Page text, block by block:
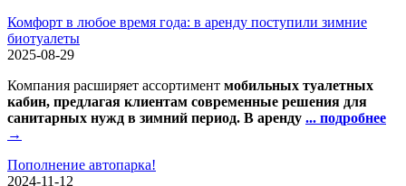
Комфорт в любое время года: в аренду поступили зимние
биотуалеты
2025-08-29
Компания расширяет ассортимент мобильных туалетных
кабин, предлагая клиентам современные решения для
санитарных нужд в зимний период. В аренду ... подробнее
→
Пополнение автопарка!
2024-11-12